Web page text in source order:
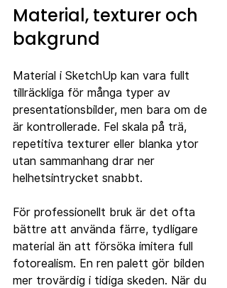
Material, texturer och
bakgrund
Material i SketchUp kan vara fullt
tillräckliga för många typer av
presentationsbilder, men bara om de
är kontrollerade. Fel skala på trä,
repetitiva texturer eller blanka ytor
utan sammanhang drar ner
helhetsintrycket snabbt.
För professionellt bruk är det ofta
bättre att använda färre, tydligare
material än att försöka imitera full
fotorealism. En ren palett gör bilden
mer trovärdig i tidiga skeden. När du